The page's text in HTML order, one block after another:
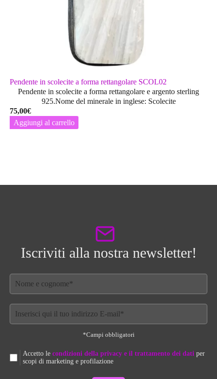
Pendente in scolecite a forma rettangolare SCOL02
Pendente in scolecite a forma rettangolare e argento sterling
925.Nome del minerale in inglese: Scolecite
75,00€
Aggiungi al carrello
Iscriviti alla nostra newsletter!
*Campi obbligatori
Accetto le condizioni della privacy e il trattamento dei dati per
scopi di marketing e profilazione